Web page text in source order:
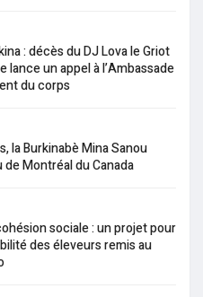
: décès du DJ Lova le Griot
lance un appel à l’Ambassade
du corps
la Burkinabè Mina Sanou
Montréal du Canada
sociale : un projet pour
des éleveurs remis au